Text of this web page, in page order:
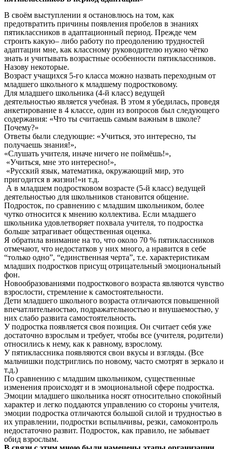
В своём выступлении я остановлюсь на том, как
предотвратить причины появления пробелов в знаниях
пятиклассников в адаптационный период. Прежде чем
строить какую– либо работу по преодолению трудностей
адаптации мне, как классному руководителю нужно чётко
знать и учитывать возрастные особенности пятиклассников.
Назову некоторые.
Возраст учащихся 5-го класса можно назвать переходным от
младшего школьного к младшему подростковому.
Для младшего школьника (4-й класс) ведущей
деятельностью является учебная. В этом я убедилась, проведя
анкетирование в 4 классе, один из вопросов был следующего
содержания: «Что ты считаешь самым важным в школе?
Почему?»
Ответы были следующие: «Учиться, это интересно, ты
получаешь знания!»,
«Слушать учителя, иначе ничего не поймёшь!»,
«Учиться, мне это интересно!»,
«Русский язык, математика, окружающий мир, это
пригодится в жизни!»и т.д.
А в младшем подростковом возрасте (5-й класс) ведущей
деятельностью для школьников становится общение.
Подросток, по сравнению с младшим школьником, более
чутко относится к мнению коллектива. Если младшего
школьника удовлетворяет похвала учителя, то подростка
больше затрагивает общественная оценка.
Я обратила внимание на то, что около 70 % пятиклассников
отмечают, что недостатков у них много, а нравится в себе
“только одно”, “единственная черта”, т.е. характеристикам
младших подростков присущ отрицательный эмоциональный
фон.
Новообразованиями подросткового возраста являются чувство
взрослости, стремление к самостоятельности.
Дети младшего школьного возраста отличаются повышенной
впечатлительностью, подражательностью и внушаемостью, у
них слабо развита самостоятельность.
У подростка появляется своя позиция. Он считает себя уже
достаточно взрослым и требует, чтобы все (учителя, родители)
относились к нему, как к равному, взрослому.
У пятиклассника появляются свои вкусы и взгляды. (Все
мальчишки подстриглись по новому, часто смотрят в зеркало и
т.д.)
По сравнению с младшим школьником, существенные
изменения происходят и в эмоциональной сфере подростка.
Эмоции младшего школьника носят относительно спокойный
характер и легко поддаются управлению со стороны учителя,
эмоции подростка отличаются большой силой и трудностью в
их управлении, подростки вспыльчивы, резки, самоконтроль
недостаточно развит. Подросток, как правило, не забывает
обид взрослым.